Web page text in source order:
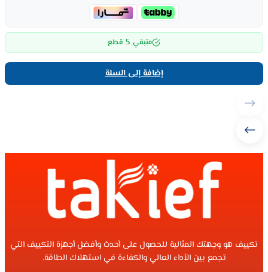
متبقي 5 قطع
إضافة إلى السلة
تكييف هو وجهتك المثالية للحصول على أحدث وأفضل أجهزة التكييف التي
تجمع بين الأداء العالي والكفاءة في استهلاك الطاقة.